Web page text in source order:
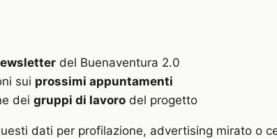
del Buenaventura 2.0
sui prossimi appuntamenti
dei gruppi di lavoro del progetto
dati per profilazione, advertising mirato o